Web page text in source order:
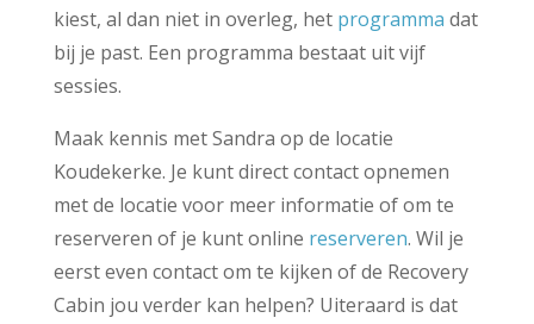
kiest, al dan niet in overleg, het programma dat
bij je past. Een programma bestaat uit vijf
sessies.
Maak kennis met Sandra op de locatie
Koudekerke. Je kunt direct contact opnemen
met de locatie voor meer informatie of om te
reserveren of je kunt online reserveren. Wil je
eerst even contact om te kijken of de Recovery
Cabin jou verder kan helpen? Uiteraard is dat